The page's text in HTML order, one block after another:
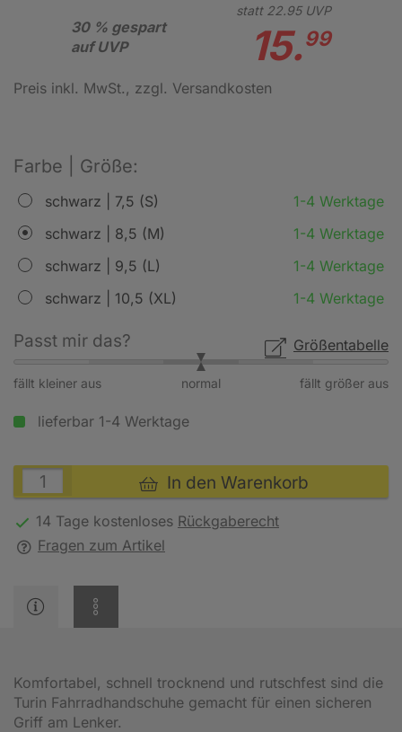
30 % gespart
auf UVP
statt 22.95UVP
15.99
Preis inkl. MwSt., zzgl. Versandkosten
Farbe | Größe:
schwarz | 7,5 (S)
1-4 Werktage
schwarz | 8,5 (M)
1-4 Werktage
schwarz | 9,5 (L)
1-4 Werktage
schwarz | 10,5 (XL)
1-4 Werktage
Größentabelle
Passt mir das?
fällt kleiner aus fällt größer aus
normal
lieferbar 1-4 Werktage
In den Warenkorb
14 Tage kostenloses Rückgaberecht
Fragen zum Artikel
Komfortabel, schnell trocknend und rutschfest sind die
Turin Fahrradhandschuhe gemacht für einen sicheren
Griff am Lenker.